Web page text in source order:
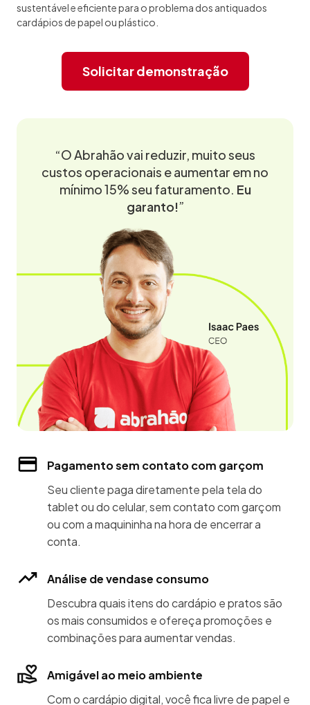
sustentável e eficiente para o problema dos antiquados
cardápios de papel ou plástico.
Solicitar demonstração
“O Abrahão vai reduzir, muito seus
custos operacionais e aumentar em no
mínimo 15% seu faturamento. Eu
garanto!”
Pagamento sem contato com garçom
Seu cliente paga diretamente pela tela do
tablet ou do celular, sem contato com garçom
ou com a maquininha na hora de encerrar a
conta.
Análise de vendase consumo
Descubra quais itens do cardápio e pratos são
os mais consumidos e ofereça promoções e
combinações para aumentar vendas.
Amigável ao meio ambiente
Com o cardápio digital, você fica livre de papel e